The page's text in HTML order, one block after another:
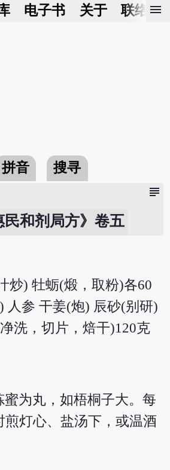
电子书 关于 联络我
menu
拼音 搜寻
subject
民和剂局方》卷五
炒) 牡蛎(煅，取粉)各60
人参 干姜(炮) 辰砂(别研)
洗，切片，焙干)120克
蜜为丸，如梧桐子大。每
煎灯心、盐汤下，或温酒